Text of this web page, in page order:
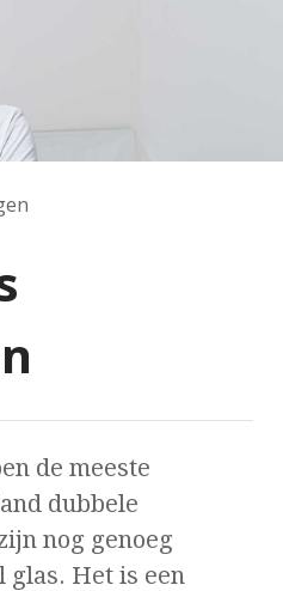
de meeste
dubbele
nog genoeg
glas. Het is een